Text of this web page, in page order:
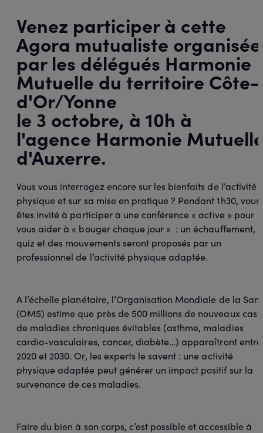
Venez participer à cette
Agora mutualiste organisée
par les délégués Harmonie
Mutuelle du territoire Côte-
d'Or/Yonne
le 3 octobre, à 10h à
l'agence Harmonie
d'Auxerre.
Vous vous interrogez encore sur les bienfaits de l’activité
physique et sur sa mise en pratique ? Pendant 1h30, vous
êtes invité à participer à une conférence « active » pour
vous aider à « bouger chaque jour » : un échauffement,
quiz et des mouvements seront proposés par un
professionnel de l’activité physique adaptée.
A l’échelle planétaire, l’Organisation Mondiale de la
(OMS) estime que près de 500 millions de nouveaux cas
de maladies chroniques évitables (asthme, maladies
cardio-vasculaires, cancer, diabète…) apparaîtront entre
2020 et 2030. Or, les experts le savent : une activité
physique adaptée peut générer un impact positif sur la
survenance de ces maladies.
Faire du bien à son corps, c’est possible et accessible à